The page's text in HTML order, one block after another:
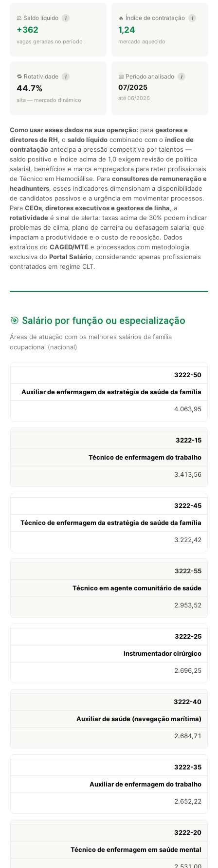
⚖️ Saldo líquido i
+362
vagas geradas no período
🔥 Índice de contratação i
1,24
mercado aquecido
🔁 Rotatividade i
44.7%
alta — mercado dinâmico
📅 Período analisado i
07/2025
até 06/2026
Como usar esses dados na sua operação: para gestores e
diretores de RH, o saldo líquido combinado com o índice de
contratação antecipa a pressão competitiva por talentos —
saldo positivo e índice acima de 1,0 exigem revisão de política
salarial, benefícios e marca empregadora para reter profissionais
de Técnico em Hemodiálise. Para consultores de remuneração e
headhunters, esses indicadores dimensionam a disponibilidade
de candidatos passivos e a urgência em movimentar processos.
Para CEOs, diretores executivos e gestores de linha, a
rotatividade é sinal de alerta: taxas acima de 30% podem indicar
problemas de clima, plano de carreira ou defasagem salarial que
impactam a produtividade e o custo de reposição. Dados
extraídos do CAGED/MTE e processados com metodologia
exclusiva do Portal Salário, considerando apenas profissionais
contratados em regime CLT.
🎯 Salário por função ou especialização
Áreas de atuação com os melhores salários da família
ocupacional (nacional)
3222-50
Auxiliar de enfermagem da estratégia de saúde da família
4.063,95
3222-15
Técnico de enfermagem do trabalho
3.413,56
3222-45
Técnico de enfermagem da estratégia de saúde da família
3.222,42
3222-55
Técnico em agente comunitário de saúde
2.953,52
3222-25
Instrumentador cirúrgico
2.696,25
3222-40
Auxiliar de saúde (navegação marítima)
2.684,71
3222-35
Auxiliar de enfermagem do trabalho
2.652,22
3222-20
Técnico de enfermagem em saúde mental
2.531,00